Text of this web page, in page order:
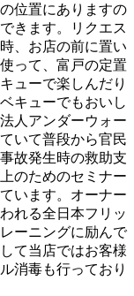
位置にありますの
きます。リクエス
、お店の前に置い
って、富戸の定置
ューで楽しんだり
キューでもおいし
人アンダーウォー
いて普段から官民
故発生時の救助支
のためのセミナー
います。オーナー
れる全日本フリッ
ーニングに励んで
て当店ではお客様
消毒も行っており